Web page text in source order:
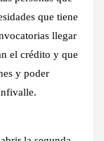
que tiene
llegar
el crédito y que
y poder